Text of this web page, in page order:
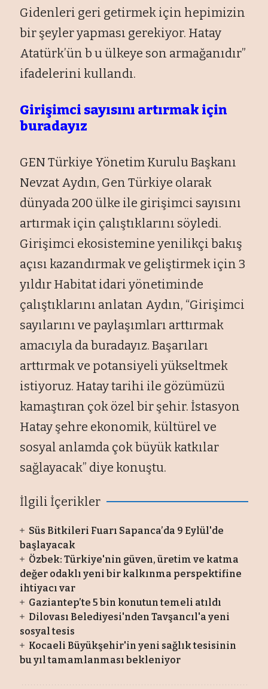
Gidenleri geri getirmek için hepimizin
bir şeyler yapması gerekiyor. Hatay
Atatürk’ün b u ülkeye son armağanıdır”
ifadelerini kullandı.
Girişimci sayısını artırmak için
buradayız
GEN Türkiye Yönetim Kurulu Başkanı
Nevzat Aydın, Gen Türkiye olarak
dünyada 200 ülke ile girişimci sayısını
artırmak için çalıştıklarını söyledi.
Girişimci ekosistemine yenilikçi bakış
açısı kazandırmak ve geliştirmek için 3
yıldır Habitat idari yönetiminde
çalıştıklarını anlatan Aydın, “Girişimci
sayılarını ve paylaşımları arttırmak
amacıyla da buradayız. Başarıları
arttırmak ve potansiyeli yükseltmek
istiyoruz. Hatay tarihi ile gözümüzü
kamaştıran çok özel bir şehir. İstasyon
Hatay şehre ekonomik, kültürel ve
sosyal anlamda çok büyük katkılar
sağlayacak” diye konuştu.
İlgili İçerikler
Süs Bitkileri Fuarı Sapanca’da 9 Eylül'de
başlayacak
Özbek: Türkiye'nin güven, üretim ve katma
değer odaklı yeni bir kalkınma perspektifine
ihtiyacı var
Gaziantep’te 5 bin konutun temeli atıldı
Dilovası Belediyesi'nden Tavşancıl'a yeni
sosyal tesis
Kocaeli Büyükşehir'in yeni sağlık tesisinin
bu yıl tamamlanması bekleniyor